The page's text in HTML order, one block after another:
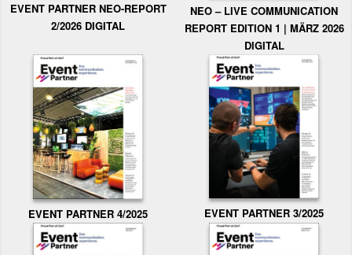
EVENT PARTNER NEO-REPORT
2/2026 DIGITAL
NEO – LIVE COMMUNICATION
REPORT EDITION 1 | MÄRZ 2026
DIGITAL
EVENT PARTNER 4/2025 EVENT PARTNER 3/2025